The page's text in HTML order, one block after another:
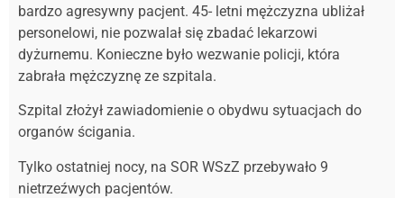
bardzo agresywny pacjent. 45- letni mężczyzna ubliżał
personelowi, nie pozwalał się zbadać lekarzowi
dyżurnemu. Konieczne było wezwanie policji, która
zabrała mężczyznę ze szpitala.
Szpital złożył zawiadomienie o obydwu sytuacjach do
organów ścigania.
Tylko ostatniej nocy, na SOR WSzZ przebywało 9
nietrzeźwych pacjentów.